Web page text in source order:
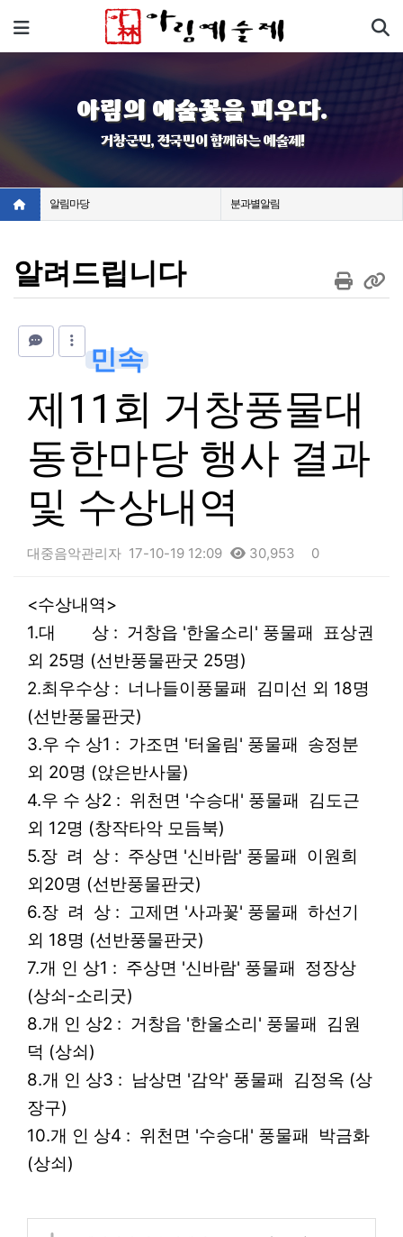
메뉴
아림의 예술꽃을 피우다.
거창군민, 전국민이 함께하는 예술제!
알림마당 분과별알림
알려드립니다
민속
제11회 거창풍물대
동한마당 행사 결과
및 수상내역
대중음악관리자 17-10-19 12:09 30,953 0
본문
<수상내역>
1.대 상 : 거창읍 '한울소리' 풍물패 표상권
외 25명 (선반풍물판굿 25명)
2.최우수상 : 너나들이풍물패 김미선 외 18명
(선반풍물판굿)
3.우 수 상1 : 가조면 '터울림' 풍물패 송정분
외 20명 (앉은반사물)
4.우 수 상2 : 위천면 '수승대' 풍물패 김도근
외 12명 (창작타악 모듬북)
5.장 려 상 : 주상면 '신바람' 풍물패 이원희
외20명 (선반풍물판굿)
6.장 려 상 : 고제면 '사과꽃' 풍물패 하선기
외 18명 (선반풍물판굿)
7.개 인 상1 : 주상면 '신바람' 풍물패 정장상
(상쇠-소리굿)
8.개 인 상2 : 거창읍 '한울소리' 풍물패 김원
덕 (상쇠)
8.개 인 상3 : 남상면 '감악' 풍물패 김정옥 (상
장구)
10.개 인 상4 : 위천면 '수승대' 풍물패 박금화
(상쇠)